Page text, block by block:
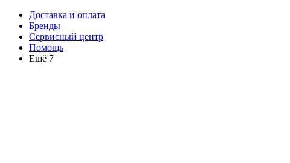
Доставка и оплата
Бренды
Сервисный центр
Помощь
Ещё 7